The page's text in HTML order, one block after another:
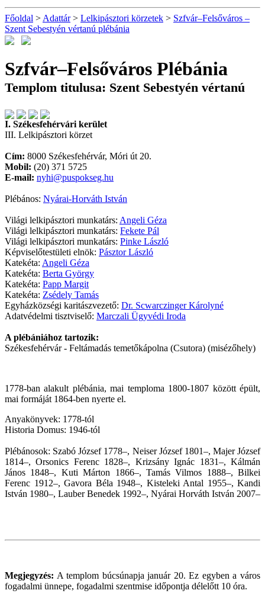
Főoldal > Adattár> Lelkipásztori körzetek > Szfvár–Felsőváros –
Szent Sebestyén vértanú plébánia
Szfvár–Felsőváros Plébánia
Templom titulusa: Szent Sebestyén vértanú
I. Székesfehérvári kerület
III. Lelkipásztori körzet
Cím: 8000 Székesfehérvár, Móri út 20.
Mobil: (20) 371 5725
E-mail: nyhi@puspokseg.hu
Plébános: Nyárai-Horváth István
Világi lelkipásztori munkatárs: Angeli Géza
Világi lelkipásztori munkatárs: Fekete Pál
Világi lelkipásztori munkatárs: Pinke László
Képviselőtestületi elnök: Pásztor László
Katekéta: Angeli Géza
Katekéta: Berta György
Katekéta: Papp Margit
Katekéta: Zsédely Tamás
Egyházközségi karitászvezető: Dr. Scwarczinger Károlyné
Adatvédelmi tisztviselő: Marczali Ügyvédi Iroda
A plébániához tartozik:
Székesfehérvár - Feltámadás temetőkápolna (Csutora) (misézőhely)
1778-ban alakult plébánia, mai temploma 1800-1807 között épült,
mai formáját 1864-ben nyerte el.
Anyakönyvek: 1778-tól
Historia Domus: 1946-tól
Plébánosok: Szabó József 1778–, Neiser József 1801–, Majer József
1814–, Orsonics Ferenc 1828–, Krizsány Ignác 1831–, Kálmán
János 1848–, Kuti Márton 1866–, Tamás Vilmos 1888–, Bilkei
Ferenc 1912–, Gavora Béla 1948–, Kisteleki Antal 1955–, Kandi
István 1980–, Lauber Benedek 1992–, Nyárai Horváth István 2007–
Megjegyzés: A templom búcsúnapja január 20. Ez egyben a város
fogadalmi ünnepe, fogadalmi szentmise időpontja délelőtt 10 óra.